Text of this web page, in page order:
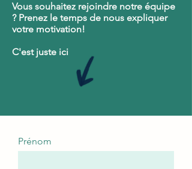
Vous souhaitez rejoindre notre équipe
? Prenez le temps de nous expliquer
votre motivation!
C'est juste ici
Prénom